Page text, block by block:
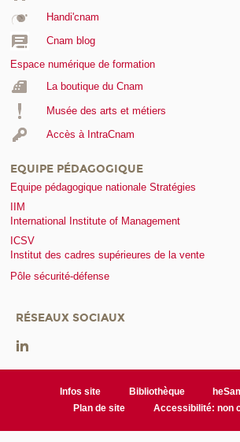
Handi'cnam
Cnam blog
Espace numérique de formation
La boutique du Cnam
Musée des arts et métiers
Accès à IntraCnam
EQUIPE PÉDAGOGIQUE
Equipe pédagogique nationale Stratégies
IIM
International Institute of Management
ICSV
Institut des cadres supérieures de la vente
Pôle sécurité-défense
RÉSEAUX SOCIAUX
Infos site Bibliothèque
Plan de site
Accessibilité: non